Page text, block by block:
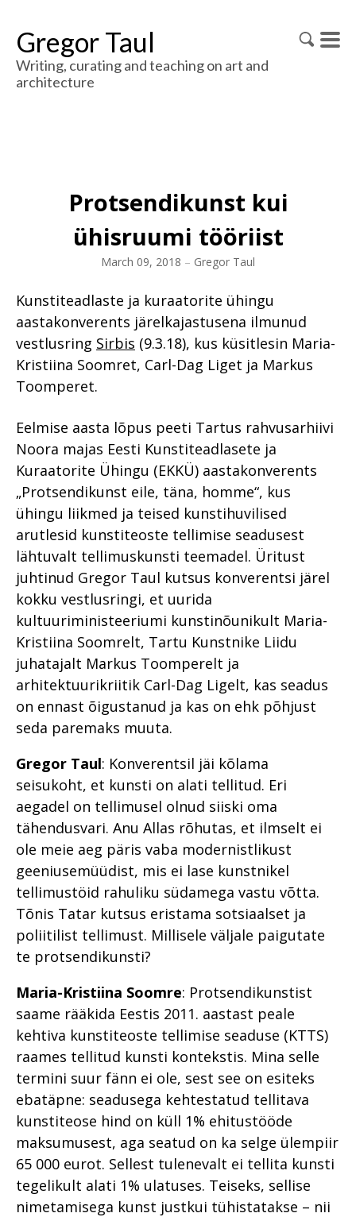
Gregor Taul
Writing, curating and teaching on art and
architecture
Protsendikunst kui
ühisruumi tööriist
March 09, 2018 – Gregor Taul
Kunstiteadlaste ja kuraatorite ühingu
aastakonverents järelkajastusena ilmunud
vestlusring Sirbis (9.3.18), kus küsitlesin Maria-
Kristiina Soomret, Carl-Dag Liget ja Markus
Toomperet.
Eelmise aasta lõpus peeti Tartus rahvusarhiivi
Noora majas Eesti Kunstiteadlasete ja
Kuraatorite Ühingu (EKKÜ) aastakonverents
„Protsendikunst eile, täna, homme“, kus
ühingu liikmed ja teised kunstihuvilised
arutlesid kunstiteoste tellimise seadusest
lähtuvalt tellimuskunsti teemadel. Üritust
juhtinud Gregor Taul kutsus konverentsi järel
kokku vestlusringi, et uurida
kultuuriministeeriumi kunstinõunikult Maria-
Kristiina Soomrelt, Tartu Kunstnike Liidu
juhatajalt Markus Toomperelt ja
arhitektuurikriitik Carl-Dag Ligelt, kas seadus
on ennast õigustanud ja kas on ehk põhjust
seda paremaks muuta.
Gregor Taul: Konverentsil jäi kõlama
seisukoht, et kunsti on alati tellitud. Eri
aegadel on tellimusel olnud siiski oma
tähendusvari. Anu Allas rõhutas, et ilmselt ei
ole meie aeg päris vaba modernistlikust
geeniusemüüdist, mis ei lase kunstnikel
tellimustöid rahuliku südamega vastu võtta.
Tõnis Tatar kutsus eristama sotsiaalset ja
poliitilist tellimust. Millisele väljale paigutate
te protsendikunsti?
Maria-Kristiina Soomre: Protsendikunstist
saame rääkida Eestis 2011. aastast peale
kehtiva kunstiteoste tellimise seaduse (KTTS)
raames tellitud kunsti kontekstis. Mina selle
termini suur fänn ei ole, sest see on esiteks
ebatäpne: seadusega kehtestatud tellitava
kunstiteose hind on küll 1% ehitustööde
maksumusest, aga seatud on ka selge ülempiir
65 000 eurot. Sellest tulenevalt ei tellita kunsti
tegelikult alati 1% ulatuses. Teiseks, sellise
nimetamisega kunst justkui tühistatakse – nii